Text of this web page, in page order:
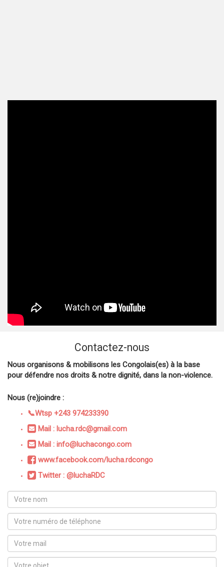
Contactez-nous
Nous organisons & mobilisons les Congolais(es) à la base
pour défendre nos droits & notre dignité, dans la non-violence.
Nous (re)joindre :
📞Wtsp +243 974233390
Mail : lucha.rdc@gmail.com
Mail : info@luchacongo.com
www.facebook.com/lucha.rdcongo
Twitter : @luchaRDC